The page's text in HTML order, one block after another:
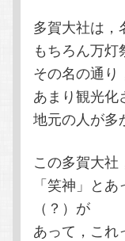
多賀大社は，
もちろん万灯
その名の通り
あまり観光化
地元の人が多
この多賀大
「笑神」と
（？）が
あって，これ